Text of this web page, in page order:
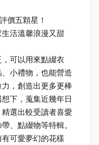
價五顆星！
活溫馨浪漫又甜
可以用來點綴衣
小禮物，也能營造
，創造出更多更棒
下，蒐集近幾年日
選出較受讀者喜愛
、點綴物等特輯。
可愛夢幻的花樣